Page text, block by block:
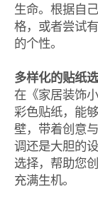
生命。根据自
格，或者尝试
的个性。
多样化的贴纸
在《家居装饰
彩色贴纸，能
壁，带着创意
调还是大胆的
选择，帮助您
充满生机。